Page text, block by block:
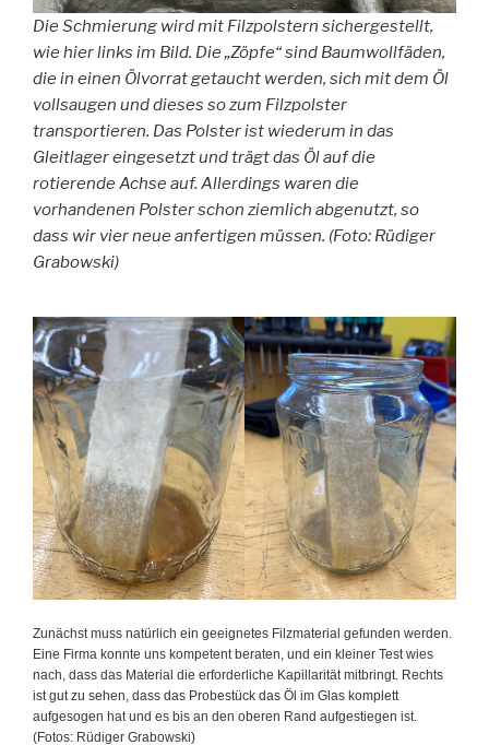
Die Schmierung wird mit Filzpolstern sichergestellt,
wie hier links im Bild. Die „Zöpfe“ sind Baumwollfäden,
die in einen Ölvorrat getaucht werden, sich mit dem Öl
vollsaugen und dieses so zum Filzpolster
transportieren. Das Polster ist wiederum in das
Gleitlager eingesetzt und trägt das Öl auf die
rotierende Achse auf. Allerdings waren die
vorhandenen Polster schon ziemlich abgenutzt, so
dass wir vier neue anfertigen müssen. (Foto: Rüdiger
Grabowski)
Zunächst muss natürlich ein geeignetes Filzmaterial gefunden werden.
Eine Firma konnte uns kompetent beraten, und ein kleiner Test wies
nach, dass das Material die erforderliche Kapillarität mitbringt. Rechts
ist gut zu sehen, dass das Probestück das Öl im Glas komplett
aufgesogen hat und es bis an den oberen Rand aufgestiegen ist.
(Fotos: Rüdiger Grabowski)